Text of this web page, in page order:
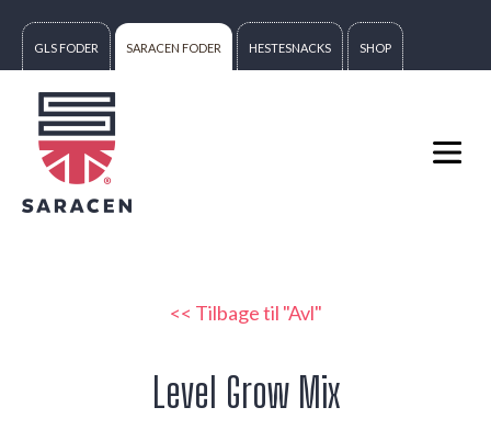
GLS FODER SARACEN FODER HESTESNACKS SHOP
<< Tilbage til "Avl"
Level Grow Mix